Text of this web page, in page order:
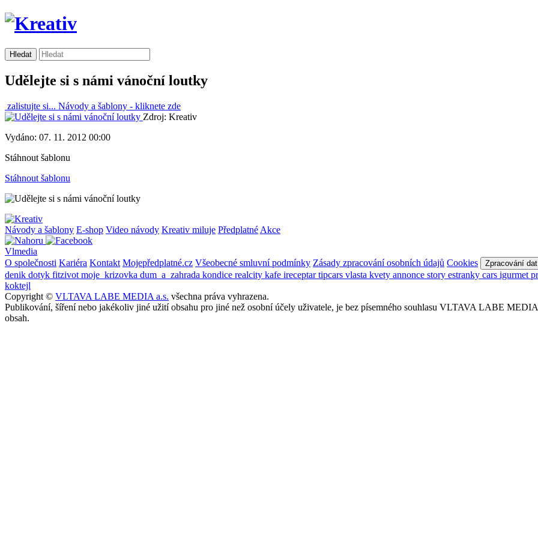
Udělejte si s námi vánoční loutky
zalistujte si... Návody a šablony - kliknete zde
Zdroj: Kreativ
Vydáno: 07. 11. 2012 00:00
Stáhnout šablonu
Stáhnout šablonu
Návody a šablony E-shop Video návody Kreativ miluje Předplatné Akce
Vlmedia
O společnosti Kariéra Kontakt Mojepředplatné.cz Všeobecné smluvní podmínky Zásady zpracování osobních údajů Cookies Zpracování dat
denik dotyk fitzivot moje_krizovka dum_a_zahrada kondice realcity kafe ireceptartipcars vlasta kvety annonce story estranky cars igurmet
koktejl
Copyright © VLTAVA LABE MEDIA a.s. všechna práva vyhrazena.
Publikování, šíření nebo jakékoliv jiné užití obsahu pro jiné než osobní účely uživatele, je bez písemného souhlasu VLTAVA LABE
obsah.